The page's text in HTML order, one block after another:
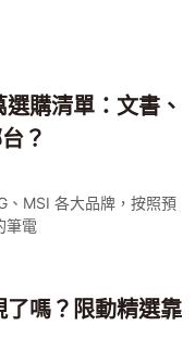
購清單：文書、
？
、MSI 各大品牌，按照預
筆電
嗎？限動精選靠